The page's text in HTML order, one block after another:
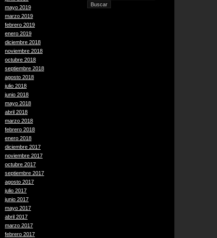
mayo 2019
marzo 2019
febrero 2019
enero 2019
diciembre 2018
noviembre 2018
octubre 2018
septiembre 2018
agosto 2018
julio 2018
junio 2018
mayo 2018
abril 2018
marzo 2018
febrero 2018
enero 2018
diciembre 2017
noviembre 2017
octubre 2017
septiembre 2017
agosto 2017
julio 2017
junio 2017
mayo 2017
abril 2017
marzo 2017
febrero 2017